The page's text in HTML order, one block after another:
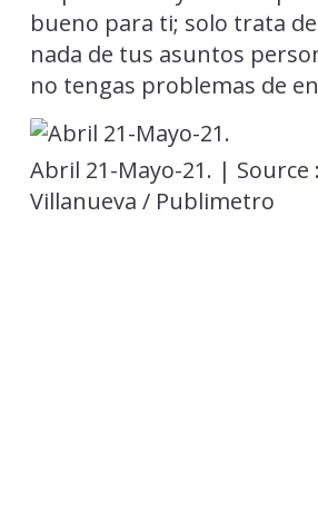
bueno para ti; solo trata
nada de tus asuntos
no tengas problemas de
Abril 21-Mayo-21. | Source
Villanueva / Publimetro